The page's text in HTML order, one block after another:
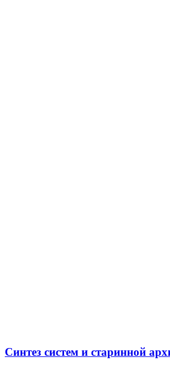
Синтез систем и старинной